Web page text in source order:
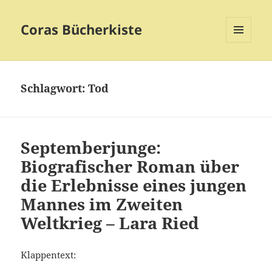
Coras Bücherkiste
Schlagwort:Tod
Septemberjunge:
Biografischer Roman über
die Erlebnisse eines jungen
Mannes im Zweiten
Weltkrieg – Lara Ried
Klappentext: